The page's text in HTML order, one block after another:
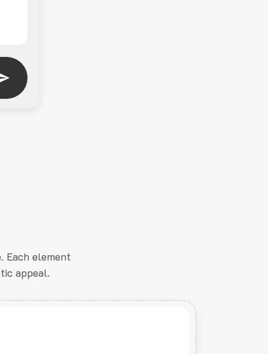
Each element
appeal.